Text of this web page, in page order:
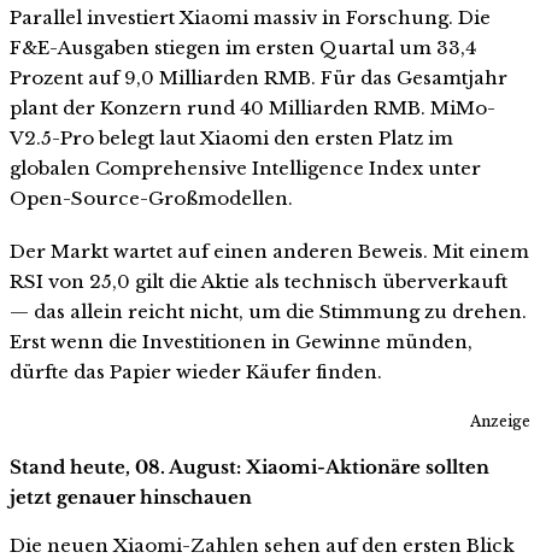
Parallel investiert Xiaomi massiv in Forschung. Die
F&E-Ausgaben stiegen im ersten Quartal um 33,4
Prozent auf 9,0 Milliarden RMB. Für das Gesamtjahr
plant der Konzern rund 40 Milliarden RMB. MiMo-
V2.5-Pro belegt laut Xiaomi den ersten Platz im
globalen Comprehensive Intelligence Index unter
Open-Source-Großmodellen.
Der Markt wartet auf einen anderen Beweis. Mit einem
RSI von 25,0 gilt die Aktie als technisch überverkauft
— das allein reicht nicht, um die Stimmung zu drehen.
Erst wenn die Investitionen in Gewinne münden,
dürfte das Papier wieder Käufer finden.
Anzeige
Stand heute, 08. August: Xiaomi-Aktionäre sollten
jetzt genauer hinschauen
Die neuen Xiaomi-Zahlen sehen auf den ersten Blick